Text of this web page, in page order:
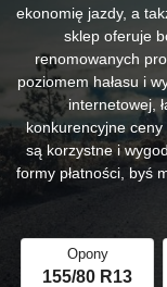
ekonomię jazdy, a
sklep oferuje
renomowanych
poziomem hałasu i
internetowej,
konkurencyjne
są korzystne i
formy płatności, byś
Opony
155/80 R13